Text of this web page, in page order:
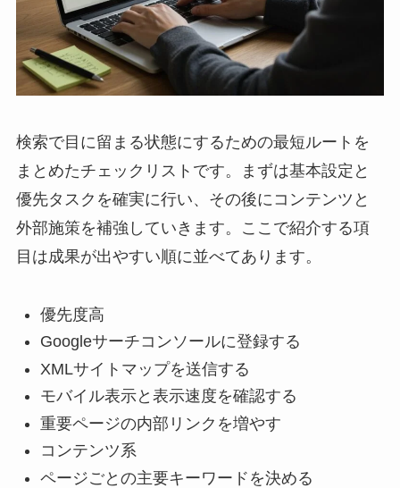
検索で目に留まる状態にするための最短ルートを
まとめたチェックリストです。まずは基本設定と
優先タスクを確実に行い、その後にコンテンツと
外部施策を補強していきます。ここで紹介する項
目は成果が出やすい順に並べてあります。
優先度高
Googleサーチコンソールに登録する
XMLサイトマップを送信する
モバイル表示と表示速度を確認する
重要ページの内部リンクを増やす
コンテンツ系
ページごとの主要キーワードを決める